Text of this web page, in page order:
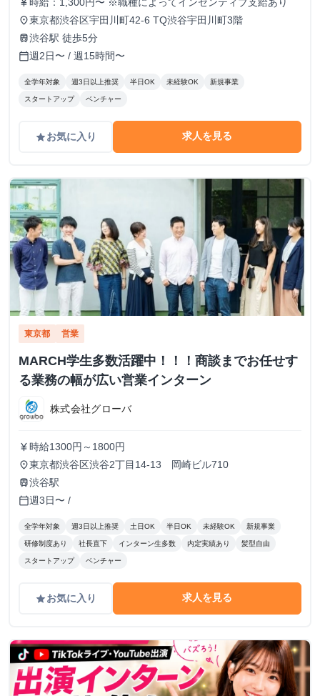
currency_yen
place東京都渋谷区宇田川町42-6 TQ渋谷宇田川町3階
train渋谷駅 徒歩5分
calendar_today週2日〜 / 週15時間〜
全学年対象 週3日以上推奨 半日OK 未経験OK 新規事業
スタートアップ ベンチャー
gradeお気に入り 求人を見る
東京都 営業
MARCH学生多数活躍中！！！商談までお任せす
る業務の幅が広い営業インターン
株式会社グローバ
currency_yen 時給1300円～1800円
place東京都渋谷区渋谷2丁目14-13 岡崎ビル710
train渋谷駅
calendar_today週3日〜 /
全学年対象 週3日以上推奨 土日OK 半日OK 未経験OK 新規事業
研修制度あり 社長直下 インターン生多数 内定実績あり 髪型自由
スタートアップ ベンチャー
gradeお気に入り 求人を見る